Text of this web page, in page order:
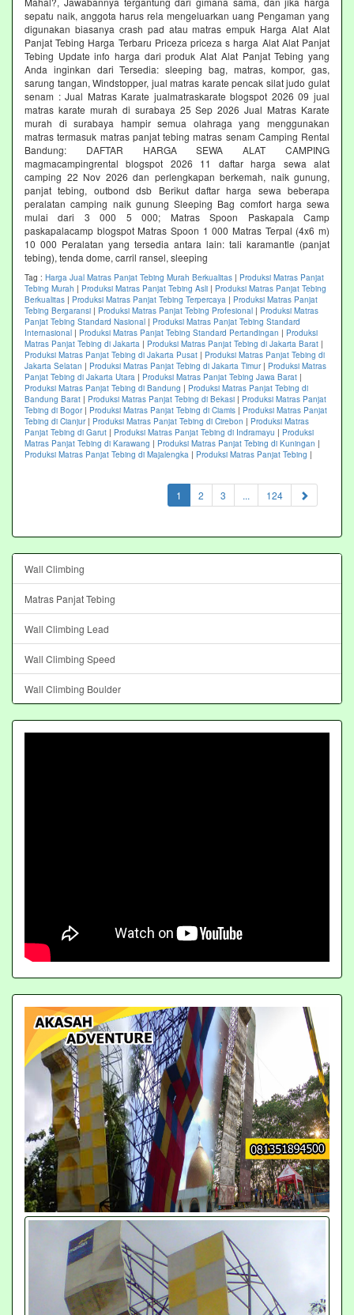
sepatu naik, anggota harus rela mengeluarkan uang Pengaman yang
digunakan biasanya crash pad atau matras empuk Harga Alat Alat
Panjat Tebing Harga Terbaru Priceza priceza s harga Alat Alat Panjat
Tebing Update info harga dari produk Alat Alat Panjat Tebing yang
Anda inginkan dari Tersedia: sleeping bag, matras, kompor, gas,
sarung tangan, Windstopper, jual matras karate pencak silat judo gulat
senam : Jual Matras Karate jualmatraskarate blogspot 2026 09 jual
matras karate murah di surabaya 25 Sep 2026 Jual Matras Karate
murah di surabaya hampir semua olahraga yang menggunakan
matras termasuk matras panjat tebing matras senam Camping Rental
Bandung: DAFTAR HARGA SEWA ALAT CAMPING
magmacampingrental blogspot 2026 11 daftar harga sewa alat
camping 22 Nov 2026 dan perlengkapan berkemah, naik gunung,
panjat tebing, outbond dsb Berikut daftar harga sewa beberapa
peralatan camping naik gunung Sleeping Bag comfort harga sewa
mulai dari 3 000 5 000; Matras Spoon Paskapala Camp
paskapalacamp blogspot Matras Spoon 1 000 Matras Terpal (4x6 m)
10 000 Peralatan yang tersedia antara lain: tali karamantle (panjat
tebing), tenda dome, carril ransel, sleeping
Tag : Harga Jual Matras Panjat Tebing Murah Berkualitas | Produksi Matras Panjat
Tebing Murah | Produksi Matras Panjat Tebing Asli | Produksi Matras Panjat Tebing
Berkualitas | Produksi Matras Panjat Tebing Terpercaya | Produksi Matras Panjat
Tebing Bergaransi | Produksi Matras Panjat Tebing Profesional | Produksi Matras
Panjat Tebing Standard Nasional | Produksi Matras Panjat Tebing Standard
Internasional | Produksi Matras Panjat Tebing Standard Pertandingan | Produksi
Matras Panjat Tebing di Jakarta | Produksi Matras Panjat Tebing di Jakarta Barat |
Produksi Matras Panjat Tebing di Jakarta Pusat | Produksi Matras Panjat Tebing di
Jakarta Selatan | Produksi Matras Panjat Tebing di Jakarta Timur| Produksi Matras
Panjat Tebing di Jakarta Utara | Produksi Matras Panjat Tebing Jawa Barat |
Produksi Matras Panjat Tebing di Bandung | Produksi Matras Panjat Tebing di
Bandung Barat | Produksi Matras Panjat Tebing di Bekasi | Produksi Matras Panjat
Tebing di Bogor| Produksi Matras Panjat Tebing di Ciamis | Produksi Matras Panjat
Tebing di Cianjur| Produksi Matras Panjat Tebing di Cirebon | Produksi Matras
Panjat Tebing di Garut | Produksi Matras Panjat Tebing di Indramayu | Produksi
Matras Panjat Tebing di Karawang | Produksi Matras Panjat Tebing di Kuningan |
Produksi Matras Panjat Tebing di Majalengka | Produksi Matras Panjat Tebing |
1 (current)
2 3 ... 124
Wall Climbing
Matras Panjat Tebing
Wall Climbing Lead
Wall Climbing Speed
Wall Climbing Boulder